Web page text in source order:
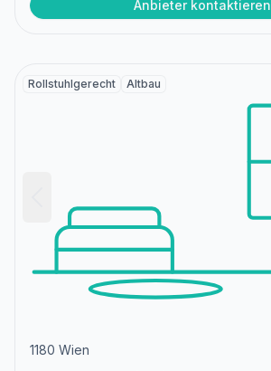
Anbieter kontaktieren
Rollstuhlgerecht Altbau
1180 Wien